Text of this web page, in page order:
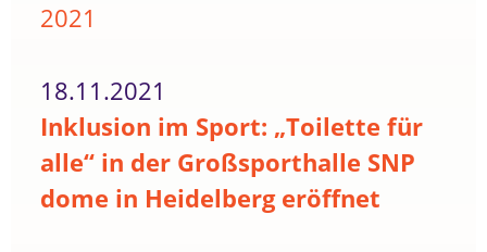
2021
18.11.2021
Inklusion im Sport: „Toilette für
alle“ in der Großsporthalle SNP
dome in Heidelberg eröffnet